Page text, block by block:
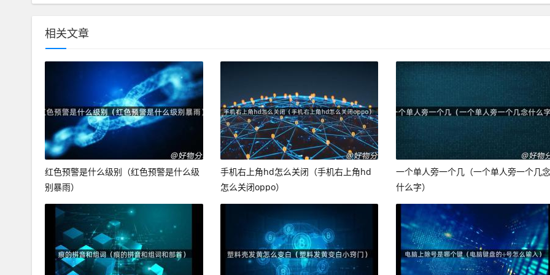
相关文章
红色预警是什么级别（红色预警是什么级
别暴雨）
手机右上角hd怎么关闭（手机右上角hd
怎么关闭oppo）
一个单人旁一个几（一个单人旁一个几念
什么字）